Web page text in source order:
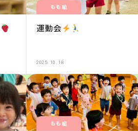
もも組
運動会
2025.10.18
もも組